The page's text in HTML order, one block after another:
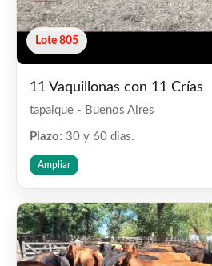
Lote 805
11 Vaquillonas con 11 Crías
tapalque - Buenos Aires
Plazo: 30 y 60 dias.
Ampliar